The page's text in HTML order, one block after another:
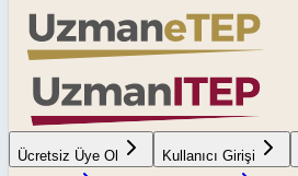
Ücretsiz Üye Ol Kullanıcı Girişi